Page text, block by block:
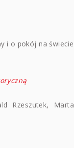
i o pokój na świecie
Rzeszutek, Marta